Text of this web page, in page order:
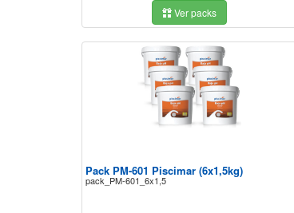
Ver packs
Pack PM-601 Piscimar (6x1,5kg)
pack_PM-601_6x1,5